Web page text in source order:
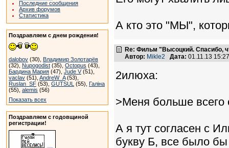
Последние сообщения
Архив форумов
Статистика
Поздравляем с днем рождения!
dalobov (30), Владимир Золотарёв
(32), Nupogodist (35), Octopus (43),
Бардина Мария (47), Jude V(51),
vaclav (51), AndreW_A(53),
Ruslan_SF (53), GUTSUL (55), Галіна
(55), alemis (56)
Показать всех
Поздравляем с годовщиной
регистрации!
А кто это "МЫ",
Re: Фильм "Высоцкий. Спасибо,
Автор: Mikle2 Дата: 01.11.13
2илюха:
>Меня больше всего
А я тут согласен с
букву Б, все было бы